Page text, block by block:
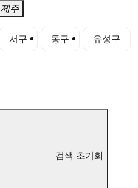
제주
서구 동구 유성구
검색 초기화